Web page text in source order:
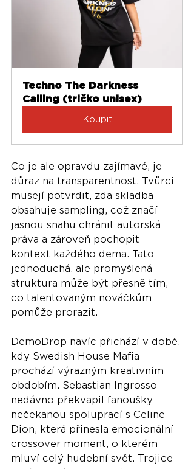
Techno The Darkness
Calling (tričko unisex)
Koupit
Co je ale opravdu zajímavé, je
důraz na transparentnost. Tvůrci
musejí potvrdit, zda skladba
obsahuje sampling, což značí
jasnou snahu chránit autorská
práva a zároveň pochopit
kontext každého dema. Tato
jednoduchá, ale promyšlená
struktura může být přesně tím,
co talentovaným nováčkům
pomůže prorazit.
DemoDrop navíc přichází v době,
kdy Swedish House Mafia
prochází výrazným kreativním
obdobím. Sebastian Ingrosso
nedávno překvapil fanoušky
nečekanou spoluprací s Celine
Dion, která přinesla emocionální
crossover moment, o kterém
mluví celý hudební svět. Trojice